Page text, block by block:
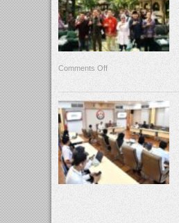
Comments Off